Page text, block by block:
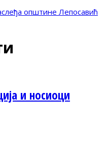
и носиоци